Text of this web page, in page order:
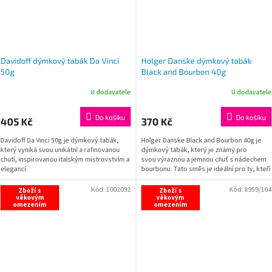
Davidoff dýmkový tabák Da Vinci
50g
U dodavatele
405 Kč Do košíku
Davidoff Da Vinci 50g je dýmkový tabák,
který vyniká svou unikátní a rafinovanou
chutí, inspirovanou italským mistrovstvím a
elegancí.
Holger Danske dýmkový tabák
Black and Bourbon 40g
U dodavatele
370 Kč Do košíku
Holger Danske Black and Bourbon 40g je
dýmkový tabák, který je známý pro
svou výraznou a jemnou chuť s nádechem
bourbonu. Tato směs je ideální pro ty, kteří
si...
Zboží s
věkovým
omezením
Kód: 1002092 Zboží s
věkovým
omezením
Kód: 8959/164